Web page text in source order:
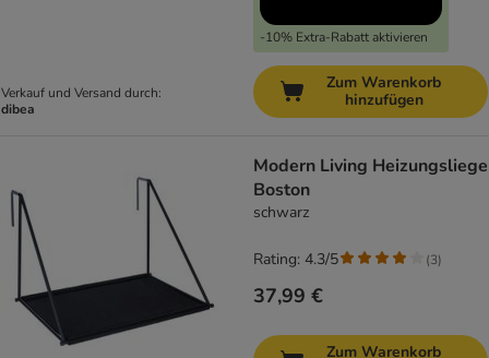
Verkauf und Versand durch:
dibea
-10% Extra-Rabatt aktivieren
Zum Warenkorb
hinzufügen
Modern Living Heizungsliege
Boston
schwarz
37,99 €
Rating: 4.3/5 (3)
Zum Warenkorb